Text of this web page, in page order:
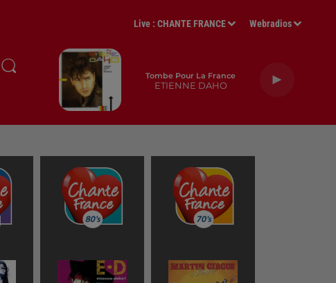
Live :CHANTE FRANCE Webradios
Tombe Pour La France
ETIENNE DAHO